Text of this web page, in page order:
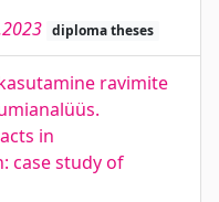
diploma theses
ravimite
in
case study of